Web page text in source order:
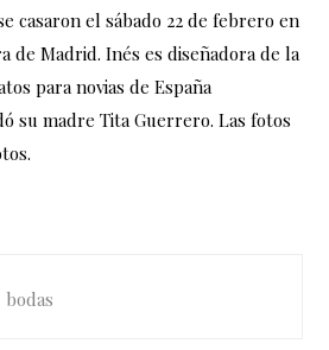
casaron el sábado 22 de febrero en
de Madrid. Inés es diseñadora de la
para novias de España
su madre Tita Guerrero. Las fotos